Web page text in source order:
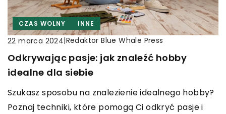
CZAS WOLNY INNE
22 marca 2024|Redaktor Blue Whale Press
Odkrywając pasje: jak znaleźć hobby
idealne dla siebie
Szukasz sposobu na znalezienie idealnego hobby?
Poznaj techniki, które pomogą Ci odkryć pasje i